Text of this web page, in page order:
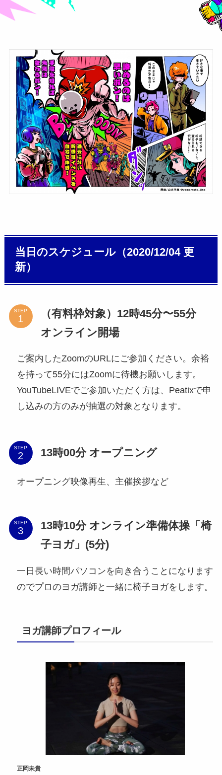
当日のスケジュール（2020/12/04 更
新）
STEP
（有料枠対象）12時45分〜55分
オンライン開場
ご案内したZoomのURLにご参加ください。余裕
を持って55分にはZoomに待機お願いします。
YouTubeLIVEでご参加いただく方は、Peatixで申
し込みの方のみが抽選の対象となります。
STEP 13時00分 オープニング
オープニング映像再生、主催挨拶など
STEP
13時10分 オンライン準備体操「椅
子ヨガ」(5分)
一日長い時間パソコンを向き合うことになります
のでプロのヨガ講師と一緒に椅子ヨガをします。
ヨガ講師プロフィール
正岡未貴